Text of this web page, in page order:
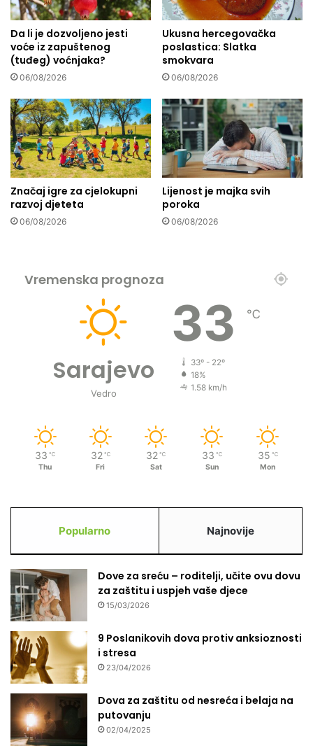
p
a
š
e
n
a
o
d
b
r
a
n
j
e
n
D
e
p
r
e
s
j
a
i
l
i
r
e
c
e
Da li je dozvoljeno jesti
voće iz zapuštenog
(tuđeg) voćnjaka?
06/08/2026
Ukusna hercegovačka
poslastica: Slatka
smokvara
06/08/2026
Značaj igre za cjelokupni
razvoj djeteta
06/08/2026
Lijenost je majka svih
poroka
06/08/2026
Vremenska prognoza
Sarajevo
Vedro
33 ℃
33º - 22º
18%
1.58 km/h
33 ℃
Thu
32 ℃
Fri
32 ℃
Sat
33 ℃
Sun
35 ℃
Mon
Popularno Najnovije
Dove za sreću – roditelji, učite ovu dovu
za zaštitu i uspjeh vaše djece
15/03/2026
9 Poslanikovih dova protiv anksioznosti
i stresa
23/04/2026
Dova za zaštitu od nesreća i belaja na
putovanju
02/04/2025